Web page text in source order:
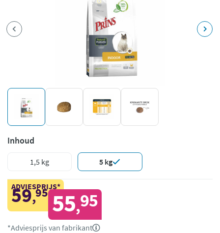
Inhoud
1,5 kg 5 kg
ADVIESPRIJS*
59,95 55,95
*Adviesprijs van fabrikant